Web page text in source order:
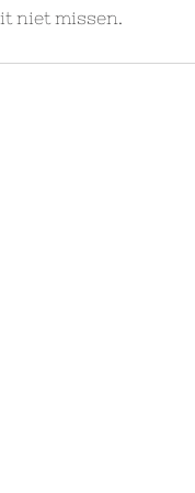
niet missen.